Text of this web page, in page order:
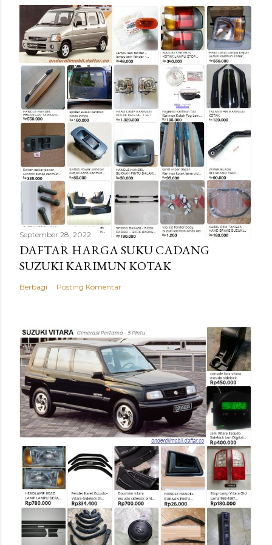
September 28, 2022
DAFTAR HARGA SUKU CADANG
SUZUKI KARIMUN KOTAK
Berbagi Posting Komentar